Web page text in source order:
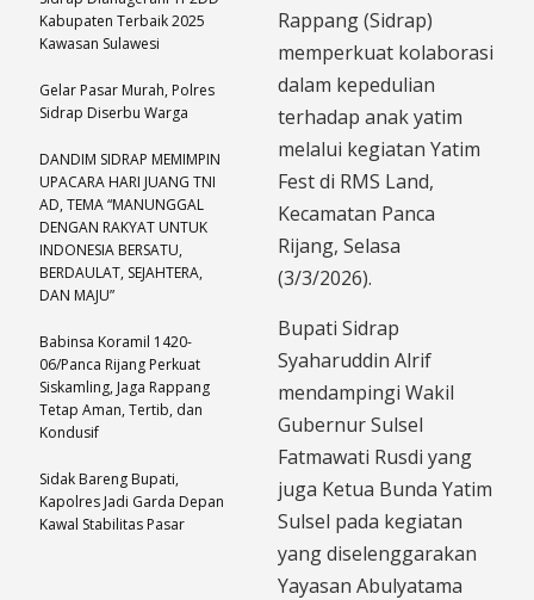
Rappang (Sidrap)
memperkuat kolaborasi
dalam kepedulian
terhadap anak yatim
melalui kegiatan Yatim
Fest di RMS Land,
Kecamatan Panca
Rijang, Selasa
(3/3/2026).
Bupati Sidrap
Syaharuddin Alrif
mendampingi Wakil
Gubernur Sulsel
Fatmawati Rusdi yang
juga Ketua Bunda Yatim
Sulsel pada kegiatan
yang diselenggarakan
Yayasan Abulyatama
Kabupaten Terbaik 2025
Kawasan Sulawesi
Gelar Pasar Murah, Polres
Sidrap Diserbu Warga
DANDIM SIDRAP MEMIMPIN
UPACARA HARI JUANG TNI
AD, TEMA “MANUNGGAL
DENGAN RAKYAT UNTUK
INDONESIA BERSATU,
BERDAULAT, SEJAHTERA,
DAN MAJU”
​Babinsa Koramil 1420-
06/Panca Rijang Perkuat
Siskamling, Jaga Rappang
Tetap Aman, Tertib, dan
Kondusif
Sidak Bareng Bupati,
Kapolres Jadi Garda Depan
Kawal Stabilitas Pasar